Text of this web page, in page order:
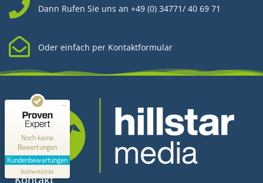
Dann Rufen Sie uns an +49 (0) 34771/ 40 69 71
Oder einfach per Kontaktformular
Kontakt
Noch keine
Bewertungen
Kundenbewertungen
Authentizität
Kundenbewertungen und Erfahrungen zu
MANGELHAFT
0,00 / 5,00
Erfahren Sie mehr über dieses Bewertungssiegel
Profil ansehen